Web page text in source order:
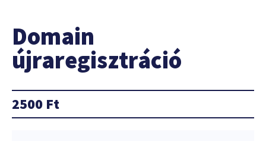
Domain
újraregisztráció
2500 Ft